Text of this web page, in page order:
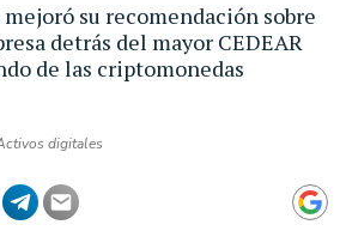
su recomendación sobre
detrás del mayor CEDEAR
de las criptomonedas
digitales